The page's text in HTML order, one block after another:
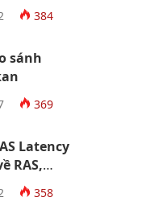
384
sánh
369
Latency
RAS,
358